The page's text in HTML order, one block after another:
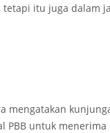
itu juga dalam
mengatakan
PBB untuk